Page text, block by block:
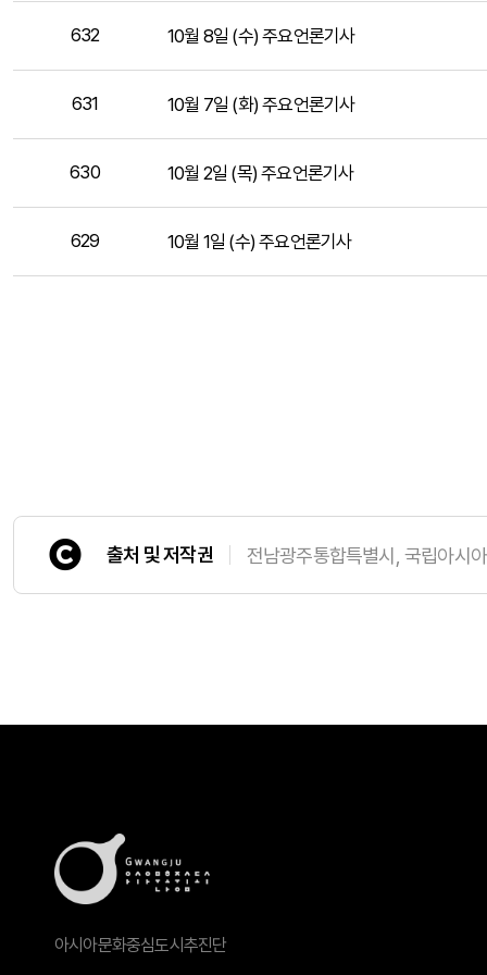
632 10월 8일 (수) 주요언론기사
631 10월 7일 (화) 주요언론기사
630 10월 2일 (목) 주요언론기사
629 10월 1일 (수) 주요언론기사
출처 및 저작권 전남광주통합특별시, 국립아시
아시아문화중심도시추진단